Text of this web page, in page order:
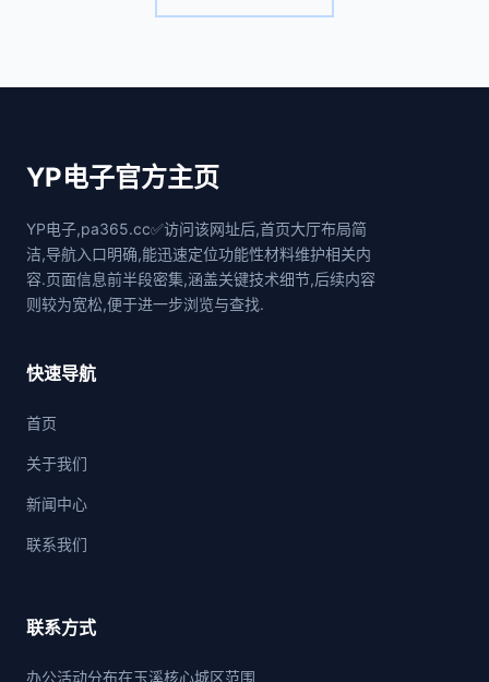
YP电子官方主页
YP电子,pa365.cc✅访问该网址后,首页大厅布局简
洁,导航入口明确,能迅速定位功能性材料维护相关内
容.页面信息前半段密集,涵盖关键技术细节,后续内容
则较为宽松,便于进一步浏览与查找.
快速导航
首页
关于我们
新闻中心
联系我们
联系方式
办公活动分布在玉溪核心城区范围